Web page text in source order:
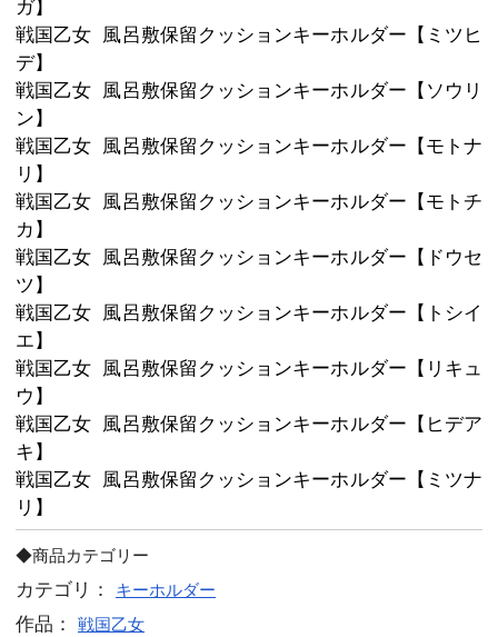
一緒にお出かけももちろん、お部屋
る
お手頃な大きさです♪
戦国乙女 風呂敷保留クッションキー
リートセット】
戦国乙女 風呂敷保留クッションキー
シ】
戦国乙女 風呂敷保留クッションキー
ン】
戦国乙女 風呂敷保留クッションキー
ス】
戦国乙女 風呂敷保留クッションキー